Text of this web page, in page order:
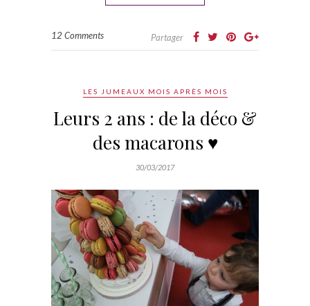
12 Comments Partager
LES JUMEAUX MOIS APRÈS MOIS
Leurs 2 ans : de la déco &
des macarons ♥
30/03/2017